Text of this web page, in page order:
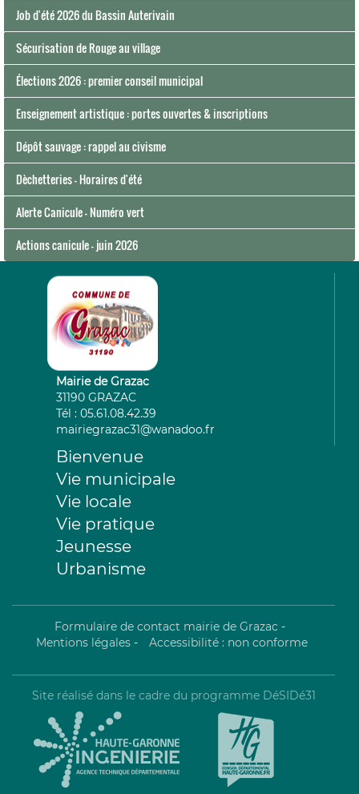
Job d'été 2026 du Bassin Auterivain
Sécurisation de Rouge au village
Élections 2026 : premier conseil municipal
Enseignement artistique : portes ouvertes & inscriptions
Dépôt sauvage : rappel au civisme
Dèchetteries - Horaires d'été
Alerte Canicule - Numéro vert
Actions canicule - juin 2026
Mairie de Grazac
31190 GRAZAC
Tél : 05.61.08.42.39
mairiegrazac31@wanadoo.fr
Bienvenue
Vie municipale
Vie locale
Vie pratique
Jeunesse
Urbanisme
Formulaire de contact mairie de Grazac -
Mentions légales- Accessibilité : non conforme
Site réalisé dans le cadre du programme DéSIDé31